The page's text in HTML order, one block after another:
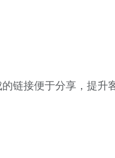
链接便于分享，提升